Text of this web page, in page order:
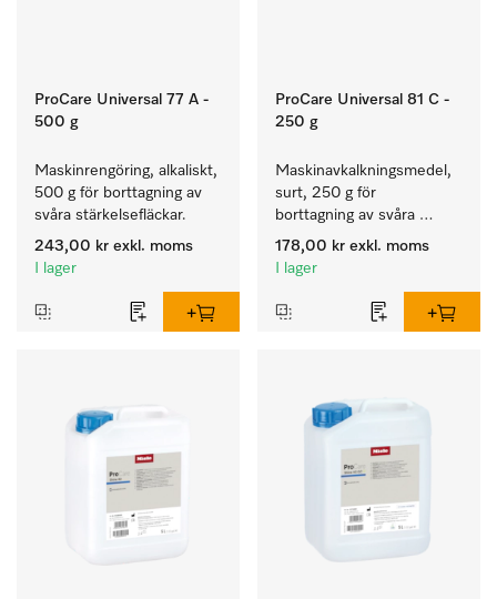
ProCare Universal 77 A -
500 g
Maskinrengöring, alkaliskt,
500 g för borttagning av
svåra stärkelsefläckar.
243,00 kr exkl. moms
I lager
ProCare Universal 81 C -
250 g
Maskinavkalkningsmedel,
surt, 250 g för
borttagning av svåra
kalkavlagringar.
178,00 kr exkl. moms
I lager